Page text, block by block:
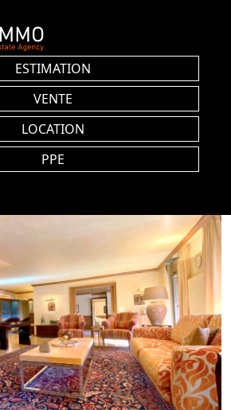
ESTIMATION
VENTE
LOCATION
PPE